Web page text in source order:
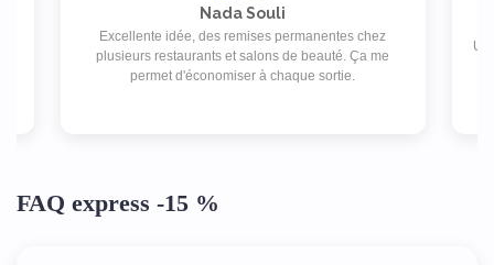
Nada Souli
Excellente idée, des remises permanentes chez
plusieurs restaurants et salons de beauté. Ça me
permet d'économiser à chaque sortie.
FAQ express -15 %